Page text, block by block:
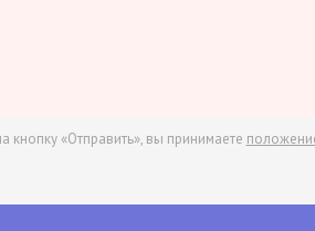
кнопку «Отправить», вы принимаете